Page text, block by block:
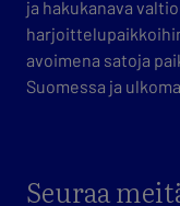
ja hakukanava
avoimena satoja
Suomessa ja
Seuraa